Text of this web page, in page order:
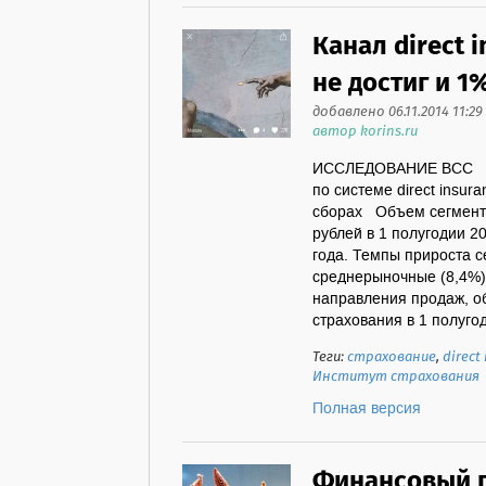
Канал direct
не достиг и
добавлено 06.11.2014 11:29
автор korins.ru
ИССЛЕДОВАНИЕ ВСС
по системе direct
сборах Объем
рублей в 1 полугодии
года. Темпы прироста
среднерыночные
направления продаж,
страхования в 1
Теги:страхование,direct
Институт страхования
Полная версия